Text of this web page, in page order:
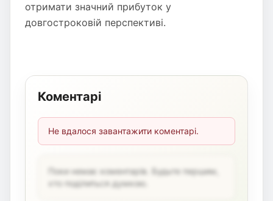
отримати значний прибуток у
довгостроковій перспективі.
Коментарі
Не вдалося завантажити коментарі.
Поки немає коментарів. Будьте першим,
хто поділиться думкою.